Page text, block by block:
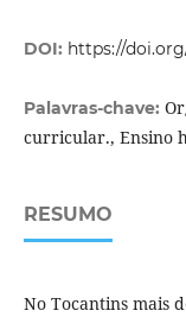
DOI: https://doi.org/
Palavras-chave:
curricular., Ensino
RESUMO
No Tocantins mais